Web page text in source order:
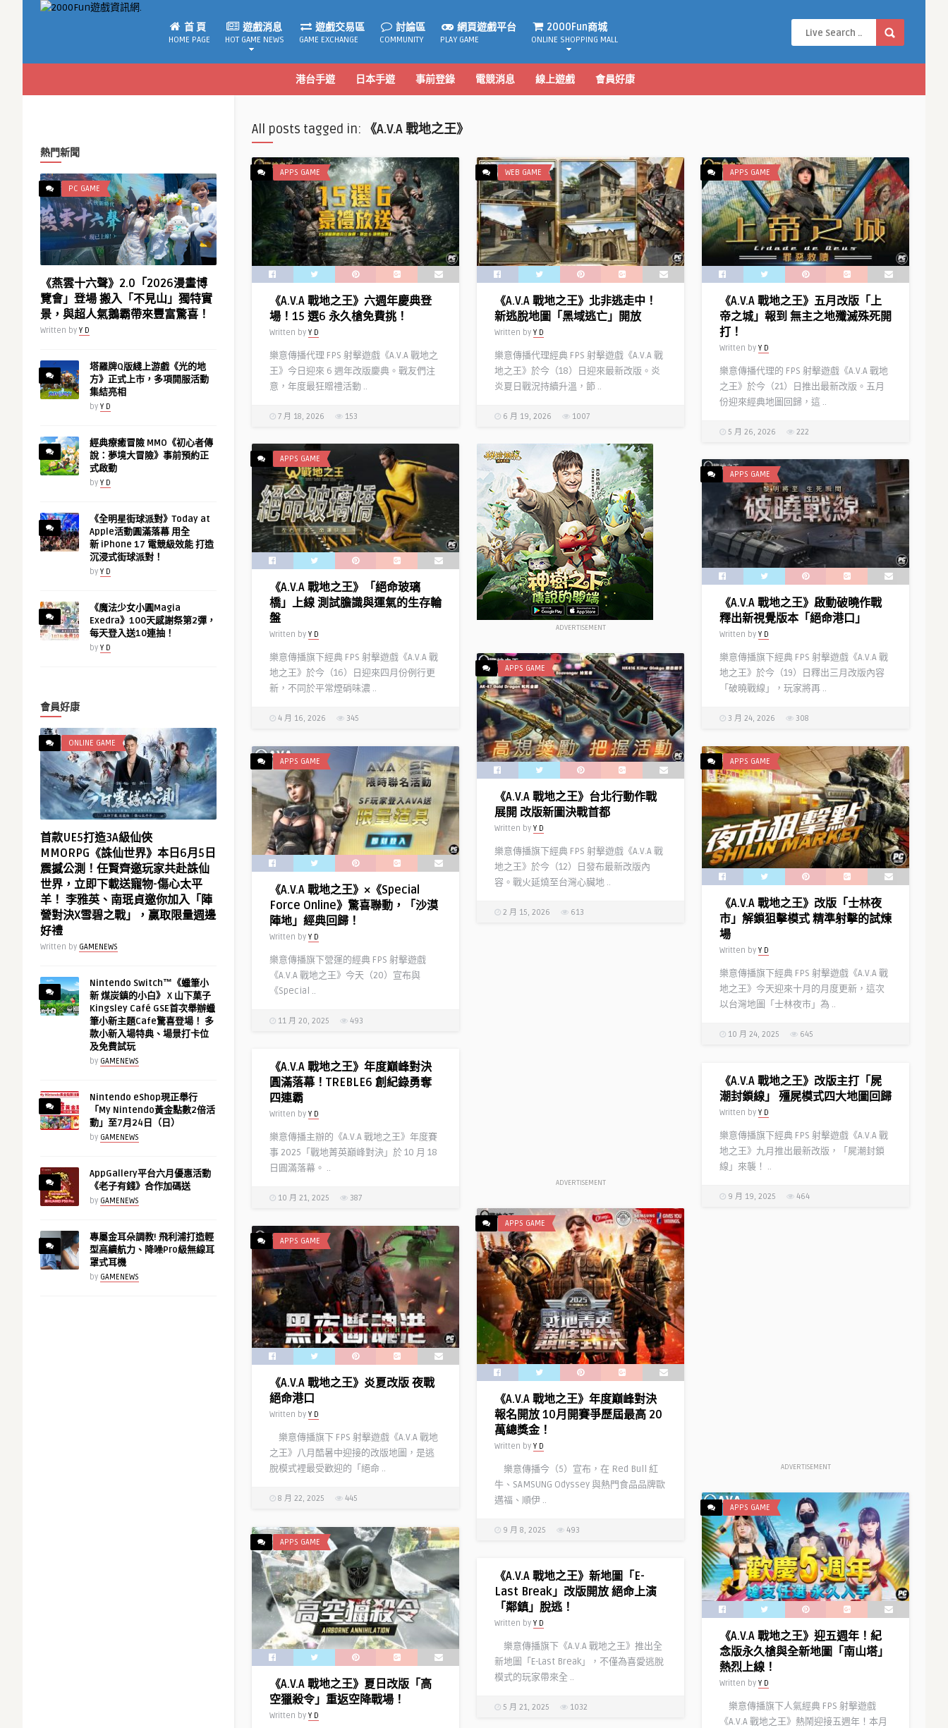
首 頁
HOME PAGE
遊戲消息
HOT GAME NEWS
遊戲交易區
GAME EXCHANGE
討論區
COMMUNITY
網頁遊戲平台
PLAY GAME
2000Fun商城
ONLINE SHOPPING MALL
港台手遊 日本手遊 事前登錄 電競消息 線上遊戲 會員好康
熱門新聞
PC GAME
《燕雲十六聲》2.0「2026漫畫博
覽會」登場 搬入「不見山」獨特實
景，與超人氣鵝霸帶來豐富驚喜！
Written by Y D
塔羅牌Q版綫上游戲《光的地
方》正式上市，多項開服活動
集結亮相
by Y D
經典療癒冒險 MMO《初心者傳
說：夢境大冒險》事前預約正
式啟動
by Y D
《全明星街球派對》Today at
Apple活動圓滿落幕 用全
新 iPhone 17 電競級效能 打造
沉浸式街球派對！
by Y D
《魔法少女小圓Magia
Exedra》100天感謝祭第2彈，
每天登入送10連抽！
by Y D
會員好康
ONLINE GAME
首款UE5打造3A級仙俠
MMORPG《誅仙世界》本日6月5日
震撼公測！任賢齊邀玩家共赴誅仙
世界，立即下載送寵物-傷心太平
羊！ 李雅英、南珉貞邀你加入「陣
營對決X雪碧之戰」，贏取限量週邊
好禮
Written by GAMENEWS
Nintendo Switch™《蠟筆小
新 煤炭鎮的小白》 X 山下菓子
Kingsley Café GSE首次舉辦蠟
筆小新主題Cafe驚喜登場！ 多
款小新入場特典、場景打卡位
及免費試玩
by GAMENEWS
Nintendo eShop現正舉行
「My Nintendo黃金點數2倍活
動」至7月24日（日）
by GAMENEWS
AppGallery平台六月優惠活動
《老子有錢》合作加碼送
by GAMENEWS
專屬金耳朵調教! 飛利浦打造輕
型高續航力、降噪Pro級無線耳
罩式耳機
by GAMENEWS
All posts tagged in: 《A.V.A 戰地之王》
APPS GAME
《A.V.A 戰地之王》六週年慶典登
場！15 選6 永久槍免費挑！
Written by Y D
樂意傳播代理 FPS 射擊遊戲《A.V.A 戰地之
王》今日迎來 6 週年改版慶典。戰友們注
意，年度最狂贈禮活動 ..
7 月 18, 2026 153
WEB GAME
《A.V.A 戰地之王》北非逃走中！
新逃脫地圖「黑域逃亡」開放
Written by Y D
樂意傳播代理經典 FPS 射擊遊戲《A.V.A 戰
地之王》於今（18）日迎來最新改版。炎
炎夏日戰況持續升溫，節 ..
6 月 19, 2026 1007
APPS GAME
《A.V.A 戰地之王》五月改版「上
帝之城」報到 無主之地殲滅殊死開
打！
Written by Y D
樂意傳播代理的 FPS 射擊遊戲《A.V.A 戰地
之王》於今（21）日推出最新改版。五月
份迎來經典地圖回歸，這 ..
5 月 26, 2026 222
APPS GAME
《A.V.A 戰地之王》「絕命玻璃
橋」上線 測試膽識與運氣的生存輪
盤
Written by Y D
樂意傳播旗下經典 FPS 射擊遊戲《A.V.A 戰
地之王》於今（16）日迎來四月份例行更
新，不同於平常煙硝味濃 ..
4 月 16, 2026 345
ADVERTISEMENT
APPS GAME
《A.V.A 戰地之王》啟動破曉作戰
釋出新視覺版本「絕命港口」
Written by Y D
樂意傳播旗下經典 FPS 射擊遊戲《A.V.A 戰
地之王》於今（19）日釋出三月改版內容
「破曉戰線」，玩家將再 ..
3 月 24, 2026 308
APPS GAME
《A.V.A 戰地之王》台北行動作戰
展開 改版新圖決戰首都
Written by Y D
樂意傳播旗下經典 FPS 射擊遊戲《A.V.A 戰
地之王》於今（12）日發布最新改版內
容。戰火延燒至台灣心臟地 ..
2 月 15, 2026 613
APPS GAME
《A.V.A 戰地之王》×《Special
Force Online》驚喜聯動，「沙漠
陣地」經典回歸！
Written by Y D
樂意傳播旗下營運的經典 FPS 射擊遊戲
《A.V.A 戰地之王》今天（20）宣布與
《Special ..
11 月 20, 2025 493
APPS GAME
《A.V.A 戰地之王》改版「士林夜
市」解鎖狙擊模式 精準射擊的試煉
場
Written by Y D
樂意傳播旗下經典 FPS 射擊遊戲《A.V.A 戰
地之王》今天迎來十月的月度更新，這次
以台灣地圖「士林夜市」為 ..
10 月 24, 2025 645
ADVERTISEMENT
《A.V.A 戰地之王》年度巔峰對決
圓滿落幕！TREBLE6 創紀錄勇奪
四連霸
Written by Y D
樂意傳播主辦的《A.V.A 戰地之王》年度賽
事 2025「戰地菁英巔峰對決」於 10 月 18
日圓滿落幕。 ..
10 月 21, 2025 387
《A.V.A 戰地之王》改版主打「屍
潮封鎖線」 殭屍模式四大地圖回歸
Written by Y D
樂意傳播旗下經典 FPS 射擊遊戲《A.V.A 戰
地之王》九月推出最新改版，「屍潮封鎖
線」來襲！ ..
9 月 19, 2025 464
APPS GAME
《A.V.A 戰地之王》年度巔峰對決
報名開放 10月開賽爭歷屆最高 20
萬總獎金！
Written by Y D
樂意傳播今（5）宣布，在 Red Bull 紅
牛、SAMSUNG Odyssey 與熱門食品品牌歐
邁福、順伊 ..
9 月 8, 2025 493
ADVERTISEMENT
APPS GAME
《A.V.A 戰地之王》炎夏改版 夜戰
絕命港口
Written by Y D
樂意傳播旗下 FPS 射擊遊戲《A.V.A 戰地
之王》八月酷暑中迎接的改版地圖，是逃
脫模式裡最受歡迎的「絕命 ..
8 月 22, 2025
445
APPS GAME
《A.V.A 戰地之王》迎五週年！紀
念版永久槍與全新地圖「南山塔」
熱烈上線！
Written by Y D
樂意傳播旗下人氣經典 FPS 射擊遊戲
《A.V.A 戰地之王》熱鬧迎接五週年！本月
APPS GAME
《A.V.A 戰地之王》夏日改版「高
空獵殺令」重返空降戰場！
Written by Y D
《A.V.A 戰地之王》新地圖「E-
Last Break」改版開放 絕命上演
「鄰鎮」脫逃！
Written by Y D
樂意傳播旗下《A.V.A 戰地之王》推出全
新地圖「E-Last Break」，不僅為喜愛逃脫
模式的玩家帶來全 ..
5 月 21, 2025 1032